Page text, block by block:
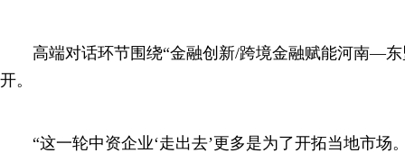
高端对话环节围绕“金融创新/跨境金融赋能河南—东
开。
“这一轮中资企业‘走出去’更多是为了开拓当地市场